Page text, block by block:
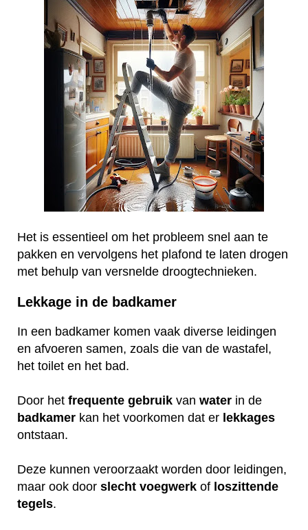
Het is essentieel om het probleem snel aan te
pakken en vervolgens het plafond te laten drogen
met behulp van versnelde droogtechnieken.
Lekkage in de badkamer
In een badkamer komen vaak diverse leidingen
en afvoeren samen, zoals die van de wastafel,
het toilet en het bad.
Door het frequente gebruik van water in de
badkamer kan het voorkomen dat er lekkages
ontstaan.
Deze kunnen veroorzaakt worden door leidingen,
maar ook door slecht voegwerk of loszittende
tegels.